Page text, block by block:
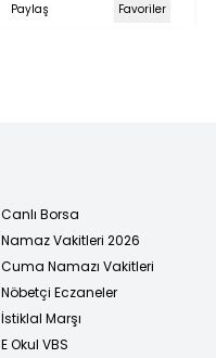
Paylaş Favoriler
Canlı Borsa
Namaz Vakitleri 2026
Cuma Namazı Vakitleri
Nöbetçi Eczaneler
İstiklal Marşı
E Okul VBS